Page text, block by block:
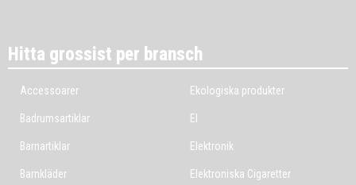
Hitta grossist per bransch
Accessoarer
Badrumsartiklar
Barnartiklar
Barnkläder
Ekologiska produkter
El
Elektronik
Elektroniska Cigaretter